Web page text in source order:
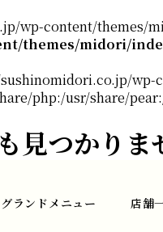
wp-content/themes/
themes/midori/
php:/usr/share/
見つかりま
グランドメニュー 店舗